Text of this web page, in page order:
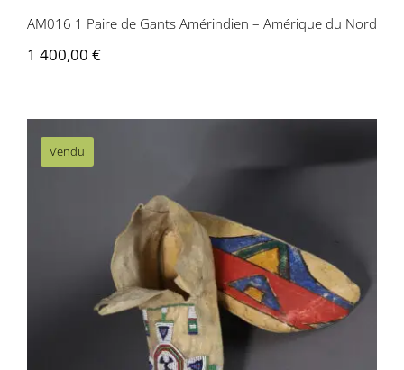
AM016 1 Paire de Gants Amérindien – Amérique du Nord
1 400,00 €
Vendu
AM037 1 Paire de Mocassins
Amérindien – Tribu Arapahoe,
Amérique du Nord